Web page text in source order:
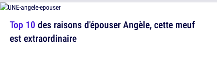
Top 10 des raisons d'épouser Angèle, cette meuf
est extraordinaire